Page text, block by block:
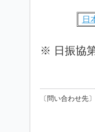
日
※ 日振協
〔問い合わせ先〕